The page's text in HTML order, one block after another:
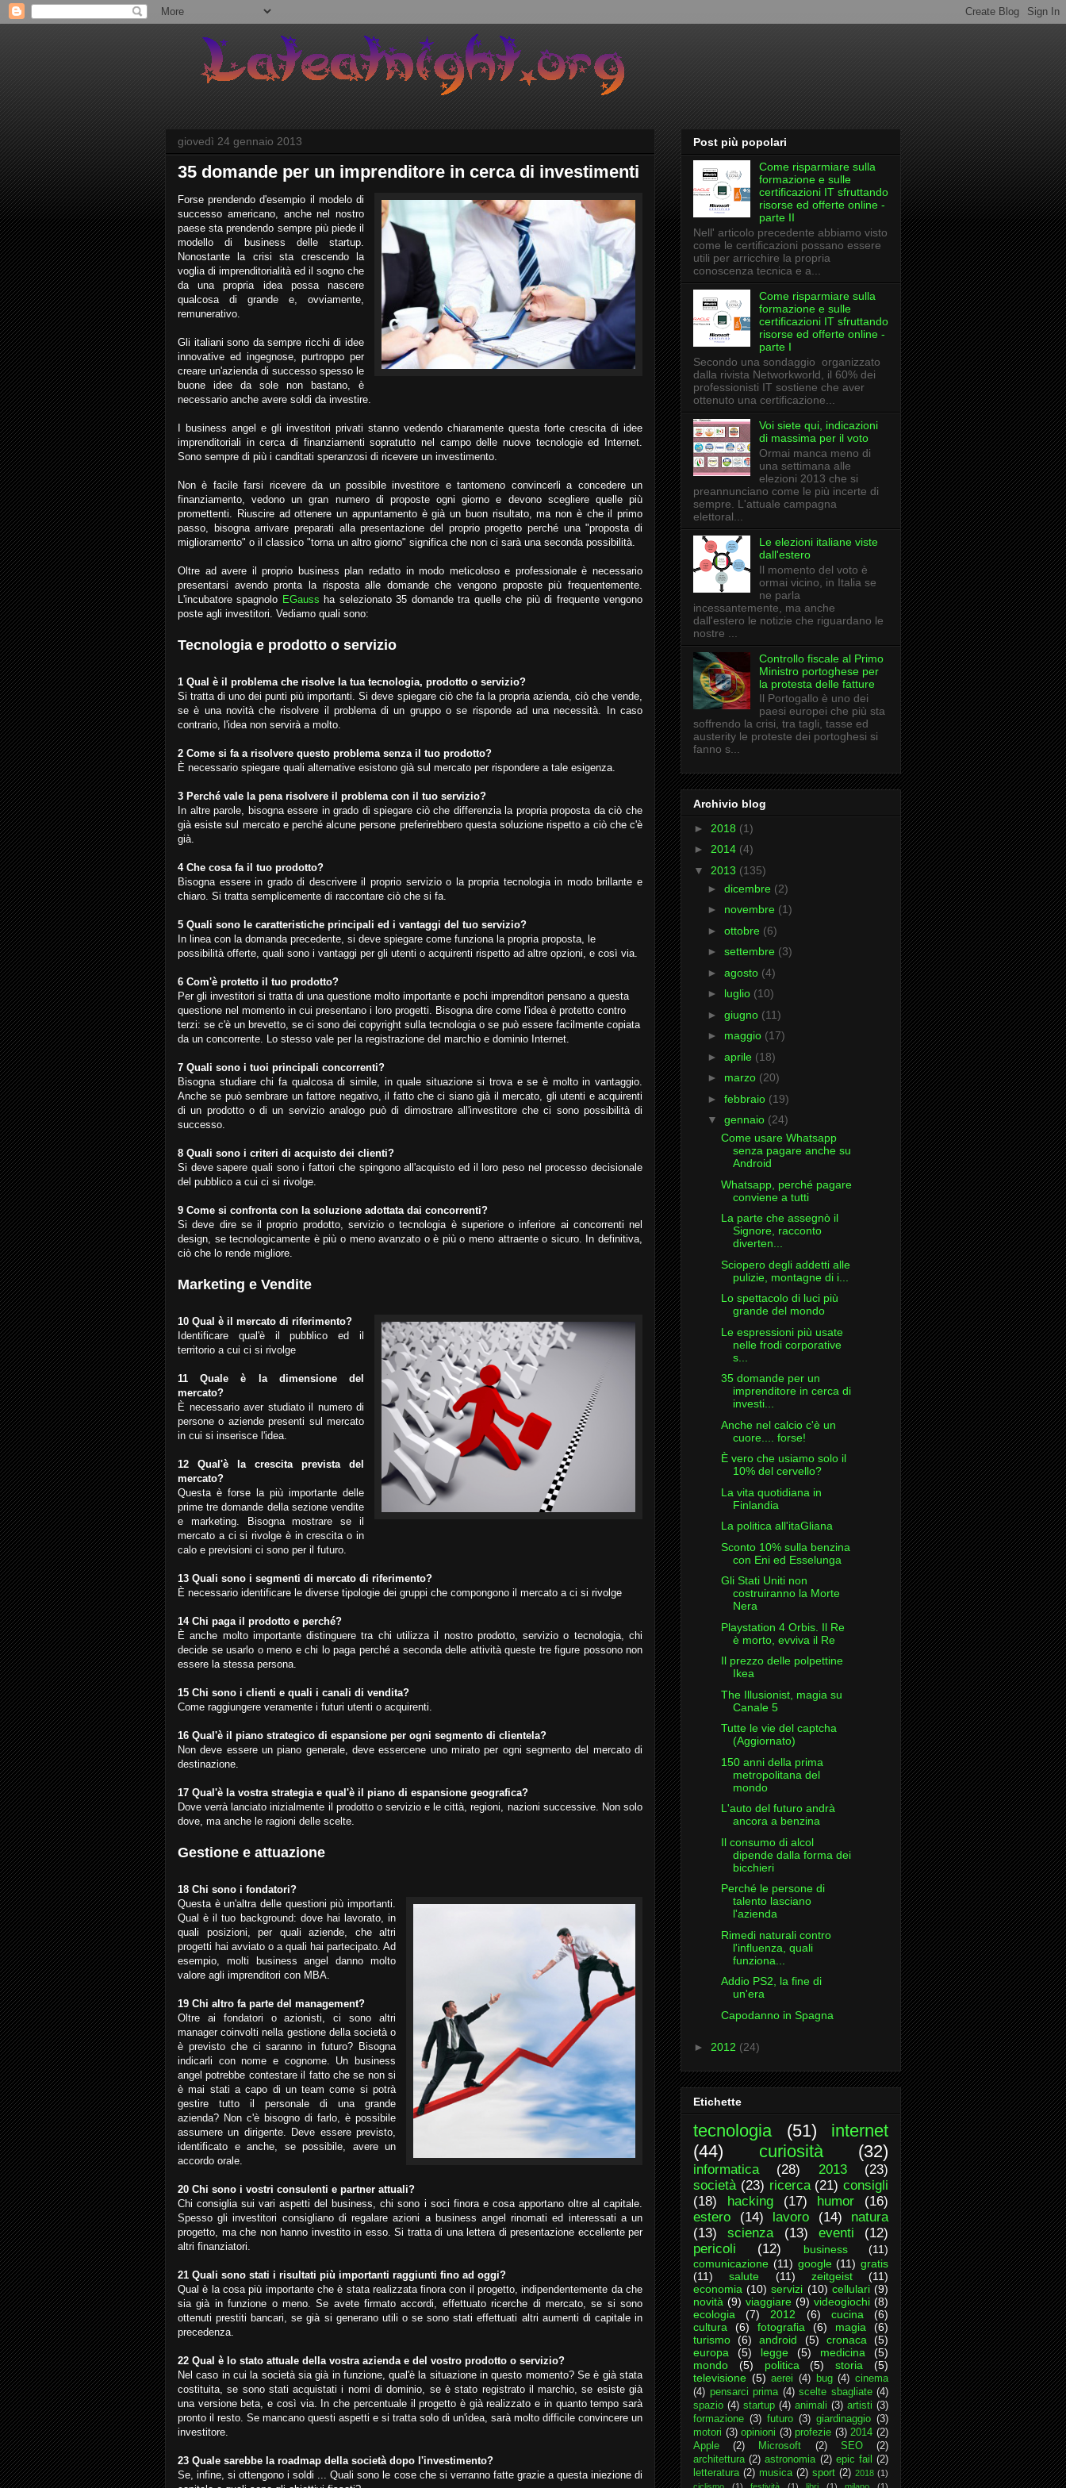
giovedì 24 gennaio 2013
35 domande per un imprenditore in cerca di investimenti
Forse prendendo d'esempio il modelo di
successo americano, anche nel nostro
paese sta prendendo sempre più piede il
modello di business delle startup.
Nonostante la crisi sta crescendo la
voglia di imprenditorialità ed il sogno che
da una propria idea possa nascere
qualcosa di grande e, ovviamente,
remunerativo.
Gli italiani sono da sempre ricchi di idee
innovative ed ingegnose, purtroppo per
creare un'azienda di successo spesso le
buone idee da sole non bastano, è
necessario anche avere soldi da investire.
I business angel e gli investitori privati stanno vedendo chiaramente questa forte crescita di idee
imprenditoriali in cerca di finanziamenti sopratutto nel campo delle nuove tecnologie ed Internet.
Sono sempre di più i canditati speranzosi di ricevere un investimento.
Non è facile farsi ricevere da un possibile investitore e tantomeno convincerli a concedere un
finanziamento, vedono un gran numero di proposte ogni giorno e devono scegliere quelle più
promettenti. Riuscire ad ottenere un appuntamento è già un buon risultato, ma non è che il primo
passo, bisogna arrivare preparati alla presentazione del proprio progetto perché una "proposta di
miglioramento" o il classico "torna un altro giorno" significa che non ci sarà una seconda possibilità.
Oltre ad avere il proprio business plan redatto in modo meticoloso e professionale è necessario
presentarsi avendo pronta la risposta alle domande che vengono proposte più frequentemente.
L'incubatore spagnolo EGauss ha selezionato 35 domande tra quelle che più di frequente vengono
poste agli investitori. Vediamo quali sono:
Tecnologia e prodotto o servizio
1 Qual è il problema che risolve la tua tecnologia, prodotto o servizio?
Si tratta di uno dei punti più importanti. Si deve spiegare ciò che fa la propria azienda, ciò che vende,
se è una novità che risolvere il problema di un gruppo o se risponde ad una necessità. In caso
contrario, l'idea non servirà a molto.
2 Come si fa a risolvere questo problema senza il tuo prodotto?
È necessario spiegare quali alternative esistono già sul mercato per rispondere a tale esigenza.
3 Perché vale la pena risolvere il problema con il tuo servizio?
In altre parole, bisogna essere in grado di spiegare ciò che differenzia la propria proposta da ciò che
già esiste sul mercato e perché alcune persone preferirebbero questa soluzione rispetto a ciò che c'è
già.
4 Che cosa fa il tuo prodotto?
Bisogna essere in grado di descrivere il proprio servizio o la propria tecnologia in modo brillante e
chiaro. Si tratta semplicemente di raccontare ciò che si fa.
5 Quali sono le caratteristiche principali ed i vantaggi del tuo servizio?
In linea con la domanda precedente, si deve spiegare come funziona la propria proposta, le
possibilità offerte, quali sono i vantaggi per gli utenti o acquirenti rispetto ad altre opzioni, e così via.
6 Com'è protetto il tuo prodotto?
Per gli investitori si tratta di una questione molto importante e pochi imprenditori pensano a questa
questione nel momento in cui presentano i loro progetti. Bisogna dire come l'idea è protetto contro
terzi: se c'è un brevetto, se ci sono dei copyright sulla tecnologia o se può essere facilmente copiata
da un concorrente. Lo stesso vale per la registrazione del marchio e dominio Internet.
7 Quali sono i tuoi principali concorrenti?
Bisogna studiare chi fa qualcosa di simile, in quale situazione si trova e se è molto in vantaggio.
Anche se può sembrare un fattore negativo, il fatto che ci siano già il mercato, gli utenti e acquirenti
di un prodotto o di un servizio analogo può di dimostrare all'investitore che ci sono possibilità di
successo.
8 Quali sono i criteri di acquisto dei clienti?
Si deve sapere quali sono i fattori che spingono all'acquisto ed il loro peso nel processo decisionale
del pubblico a cui ci si rivolge.
9 Come si confronta con la soluzione adottata dai concorrenti?
Si deve dire se il proprio prodotto, servizio o tecnologia è superiore o inferiore ai concorrenti nel
design, se tecnologicamente è più o meno avanzato o è più o meno attraente o sicuro. In definitiva,
ciò che lo rende migliore.
Marketing e Vendite
10 Qual è il mercato di riferimento?
Identificare qual'è il pubblico ed il
territorio a cui ci si rivolge
11 Quale è la dimensione del
mercato?
È necessario aver studiato il numero di
persone o aziende presenti sul mercato
in cui si inserisce l'idea.
12 Qual'è la crescita prevista del
mercato?
Questa è forse la più importante delle
prime tre domande della sezione vendite
e marketing. Bisogna mostrare se il
mercato a ci si rivolge è in crescita o in
calo e previsioni ci sono per il futuro.
13 Quali sono i segmenti di mercato di riferimento?
È necessario identificare le diverse tipologie dei gruppi che compongono il mercato a ci si rivolge
14 Chi paga il prodotto e perché?
È anche molto importante distinguere tra chi utilizza il nostro prodotto, servizio o tecnologia, chi
decide se usarlo o meno e chi lo paga perché a seconda delle attività queste tre figure possono non
essere la stessa persona.
15 Chi sono i clienti e quali i canali di vendita?
Come raggiungere veramente i futuri utenti o acquirenti.
16 Qual'è il piano strategico di espansione per ogni segmento di clientela?
Non deve essere un piano generale, deve essercene uno mirato per ogni segmento del mercato di
destinazione.
17 Qual'è la vostra strategia e qual'è il piano di espansione geografica?
Dove verrà lanciato inizialmente il prodotto o servizio e le città, regioni, nazioni successive. Non solo
dove, ma anche le ragioni delle scelte.
Gestione e attuazione
18 Chi sono i fondatori?
Questa è un'altra delle questioni più importanti.
Qual è il tuo background: dove hai lavorato, in
quali posizioni, per quali aziende, che altri
progetti hai avviato o a quali hai partecipato. Ad
esempio, molti business angel danno molto
valore agli imprenditori con MBA.
19 Chi altro fa parte del management?
Oltre ai fondatori o azionisti, ci sono altri
manager coinvolti nella gestione della società o
è previsto che ci saranno in futuro? Bisogna
indicarli con nome e cognome. Un business
angel potrebbe contestare il fatto che se non si
è mai stati a capo di un team come si potrà
gestire tutto il personale di una grande
azienda? Non c'è bisogno di farlo, è possibile
assumere un dirigente. Deve essere previsto,
identificato e anche, se possibile, avere un
accordo orale.
20 Chi sono i vostri consulenti e partner attuali?
Chi consiglia sui vari aspetti del business, chi sono i soci finora e cosa apportano oltre al capitale.
Spesso gli investitori consigliano di regalare azioni a business angel rinomati ed interessati a un
progetto, ma che non hanno investito in esso. Si tratta di una lettera di presentazione eccellente per
altri finanziatori.
21 Quali sono stati i risultati più importanti raggiunti fino ad oggi?
Qual è la cosa più importante che è stata realizzata finora con il progetto, indipendentemente da che
sia già in funzione o meno. Se avete firmato accordi, effettuato ricerche di mercato, se si sono
ottenuti prestiti bancari, se già si generano utili o se sono stati effettuati altri aumenti di capitale in
precedenza.
22 Qual è lo stato attuale della vostra azienda e del vostro prodotto o servizio?
Nel caso in cui la società sia già in funzione, qual'è la situazione in questo momento? Se è già stata
costituita, se sono stati acquistati i nomi di dominio, se è stato registrato il marchio, se esiste già
una versione beta, e così via. In che percentuale il progetto è già realizzato e in quanto tempo sarà
pronto il resto. Se mancano questi aspetti e si tratta solo di un'idea, sarà molto difficile convincere un
investitore.
23 Quale sarebbe la roadmap della società dopo l'investimento?
Se, infine, si ottengono i soldi ... Quali sono le cose che si verranno fatte grazie a questa iniezione di
Post più popolari
Come risparmiare sulla
formazione e sulle
certificazioni IT sfruttando
risorse ed offerte online -
parte II
Nell' articolo precedente abbiamo visto
come le certificazioni possano essere
utili per arricchire la propria
conoscenza tecnica e a...
Come risparmiare sulla
formazione e sulle
certificazioni IT sfruttando
risorse ed offerte online -
parte I
Secondo una sondaggio organizzato
dalla rivista Networkworld, il 60% dei
professionisti IT sostiene che aver
ottenuto una certificazione...
Voi siete qui, indicazioni
di massima per il voto
Ormai manca meno di
una settimana alle
elezioni 2013 che si
preannunciano come le più incerte di
sempre. L'attuale campagna
elettoral...
Le elezioni italiane viste
dall'estero
Il momento del voto è
ormai vicino, in Italia se
ne parla
incessantemente, ma anche
dall'estero le notizie che riguardano le
nostre ...
Controllo fiscale al Primo
Ministro portoghese per
la protesta delle fatture
Il Portogallo è uno dei
paesi europei che più sta
soffrendo la crisi, tra tagli, tasse ed
austerity le proteste dei portoghesi si
fanno s...
Archivio blog
► 2018 (1)
► 2014 (4)
▼ 2013 (135)
► dicembre (2)
► novembre (1)
► ottobre (6)
► settembre (3)
► agosto (4)
► luglio (10)
► giugno (11)
► maggio (17)
► aprile (18)
► marzo (20)
► febbraio (19)
▼ gennaio (24)
Come usare Whatsapp
senza pagare anche su
Android
Whatsapp, perché pagare
conviene a tutti
La parte che assegnò il
Signore, racconto
diverten...
Sciopero degli addetti alle
pulizie, montagne di i...
Lo spettacolo di luci più
grande del mondo
Le espressioni più usate
nelle frodi corporative
s...
35 domande per un
imprenditore in cerca di
investi...
Anche nel calcio c'è un
cuore.... forse!
È vero che usiamo solo il
10% del cervello?
La vita quotidiana in
Finlandia
La politica all'itaGliana
Sconto 10% sulla benzina
con Eni ed Esselunga
Gli Stati Uniti non
costruiranno la Morte
Nera
Playstation 4 Orbis. Il Re
è morto, evviva il Re
Il prezzo delle polpettine
Ikea
The Illusionist, magia su
Canale 5
Tutte le vie del captcha
(Aggiornato)
150 anni della prima
metropolitana del
mondo
L'auto del futuro andrà
ancora a benzina
Il consumo di alcol
dipende dalla forma dei
bicchieri
Perché le persone di
talento lasciano
l'azienda
Rimedi naturali contro
l'influenza, quali
funziona...
Addio PS2, la fine di
un'era
Capodanno in Spagna
► 2012 (24)
Etichette
tecnologia (51)
internet
(44)
curiosità (32)
informatica (28) 2013
(23)
società (23) ricerca (21) consigli
(18)
hacking (17) humor
(16)
estero
(14) lavoro (14)
natura
(13)
scienza (13) eventi
(12)
pericoli
(12) business
(11)
comunicazione (11) google (11) gratis
(11)
salute (11) zeitgeist
(11)
economia (10) servizi (10) cellulari (9)
novità (9) viaggiare (9) videogiochi (8)
ecologia
(7) 2012 (6) cucina
(6)
cultura
(6) fotografia (6) magia
(6)
turismo (6) android (5) cronaca
(5)
europa
(5) legge (5) medicina
(5)
mondo
(5) politica (5) storia
(5)
televisione (5) aerei (4) bug (4) cinema
(4) pensarci prima (4) scelte sbagliate (4)
spazio (4) startup (4) animali (3) artisti (3)
formazione (3) futuro (3) giardinaggio (3)
motori (3) opinioni (3) profezie (3) 2014 (2)
Apple
(2) Microsoft (2) SEO
(2)
architettura (2) astronomia (2) epic fail
(2)
letteratura (2) musica (2) sport (2) 2018 (1)